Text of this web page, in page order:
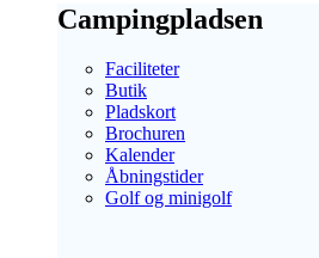
Campingpladsen
Faciliteter
Butik
Pladskort
Brochuren
Kalender
Åbningstider
Golf og minigolf